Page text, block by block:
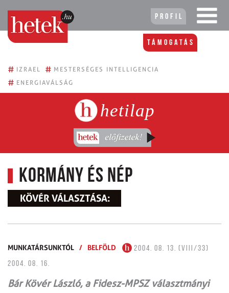
Profil
Támogatás
# IZRAEL # MESTERSÉGES INTELLIGENCIA
# ENERGIAVÁLSÁG
hetilap
Kormány és nép
KÖVÉR VÁLASZTÁSA:
MUNKATÁRSUNKTÓL / BELFÖLD
2004. 08. 13. (VIII/33)
2004. 08. 16.
Bár Kövér László, a Fidesz-MPSZ választmányi